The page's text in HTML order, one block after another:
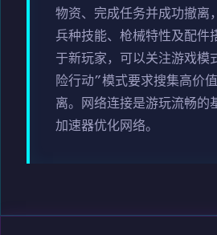
物资、完成任务并成功撤离
兵种技能、枪械特性及配件
于新玩家，可以关注游戏模
险行动”模式要求搜集高价
离。网络连接是游玩流畅的
加速器优化网络。